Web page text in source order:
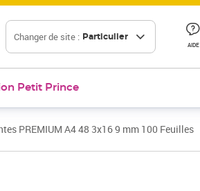
Changer de site : Particulier
AIDE
Petit Prince
PREMIUM A4 48 3x16 9 mm 100 Feuilles